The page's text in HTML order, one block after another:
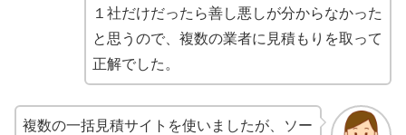
１社だけだったら善し悪しが分からなかった
と思うので、複数の業者に見積もりを取って
正解でした。
複数の一括見積サイトを使いましたが、ソー